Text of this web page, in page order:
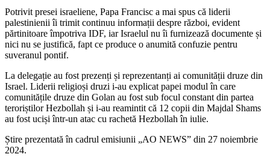
Potrivit presei israeliene, Papa Francisc a mai spus că liderii
palestinienii îi trimit continuu informații despre război, evident
părtinitoare împotriva IDF, iar Israelul nu îi furnizează documente și
nici nu se justifică, fapt ce produce o anumită confuzie pentru
suveranul pontif.
La delegație au fost prezenți și reprezentanți ai comunității druze din
Israel. Liderii religioși druzi i-au explicat papei modul în care
comunitățile druze din Golan au fost sub focul constant din partea
teroriștilor Hezbollah și i-au reamintit că 12 copii din Majdal Shams
au fost uciși într-un atac cu rachetă Hezbollah în iulie.
Știre prezentată în cadrul emisiunii „AO NEWS” din 27 noiembrie
2024.